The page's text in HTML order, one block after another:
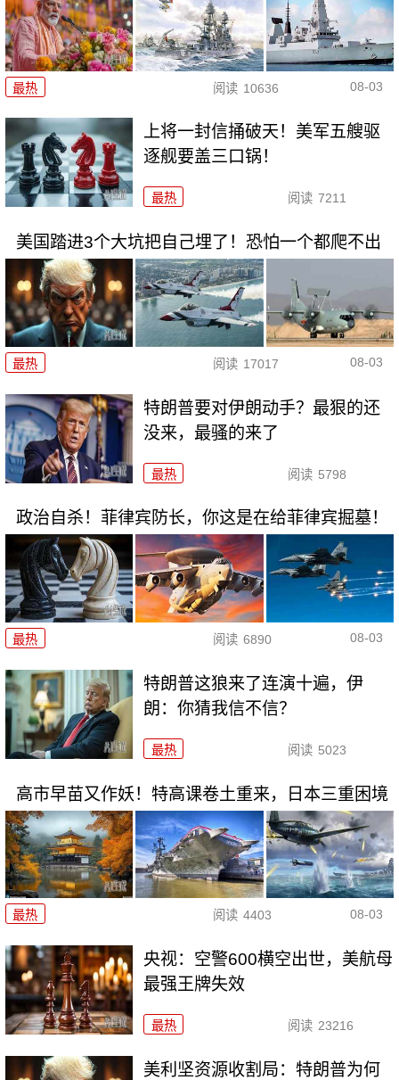
最热 阅读 10636 08-03
上将一封信捅破天！美军五艘驱
逐舰要盖三口锅！
最热 阅读 7211
美国踏进3个大坑把自己埋了！恐怕一个都爬不出
最热 阅读 17017 08-03
特朗普要对伊朗动手？最狠的还
没来，最骚的来了
最热 阅读 5798
政治自杀！菲律宾防长，你这是在给菲律宾掘墓！
最热 阅读 6890 08-03
特朗普这狼来了连演十遍，伊
朗：你猜我信不信？
最热 阅读 5023
高市早苗又作妖！特高课卷土重来，日本三重困境
最热 阅读 4403 08-03
央视：空警600横空出世，美航母
最强王牌失效
最热 阅读 23216
美利坚资源收割局：特朗普为何